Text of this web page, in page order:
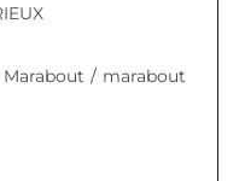
/ marabout